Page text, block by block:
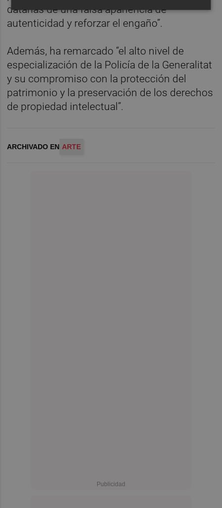
datarlas de una falsa apariencia de
autenticidad y reforzar el engaño”.
Además, ha remarcado “el alto nivel de
especialización de la Policía de la Generalitat
y su compromiso con la protección del
patrimonio y la preservación de los derechos
de propiedad intelectual”.
ARCHIVADO EN ARTE